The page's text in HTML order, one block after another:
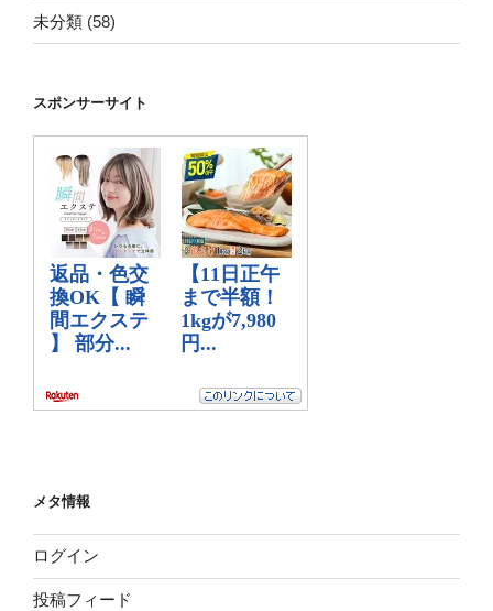
未分類 (58)
スポンサーサイト
メタ情報
ログイン
投稿フィード